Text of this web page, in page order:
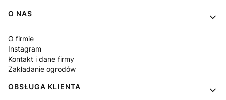
Linki w stopce
O NAS
O firmie
Instagram
Kontakt i dane firmy
Zakładanie ogrodów
OBSŁUGA KLIENTA